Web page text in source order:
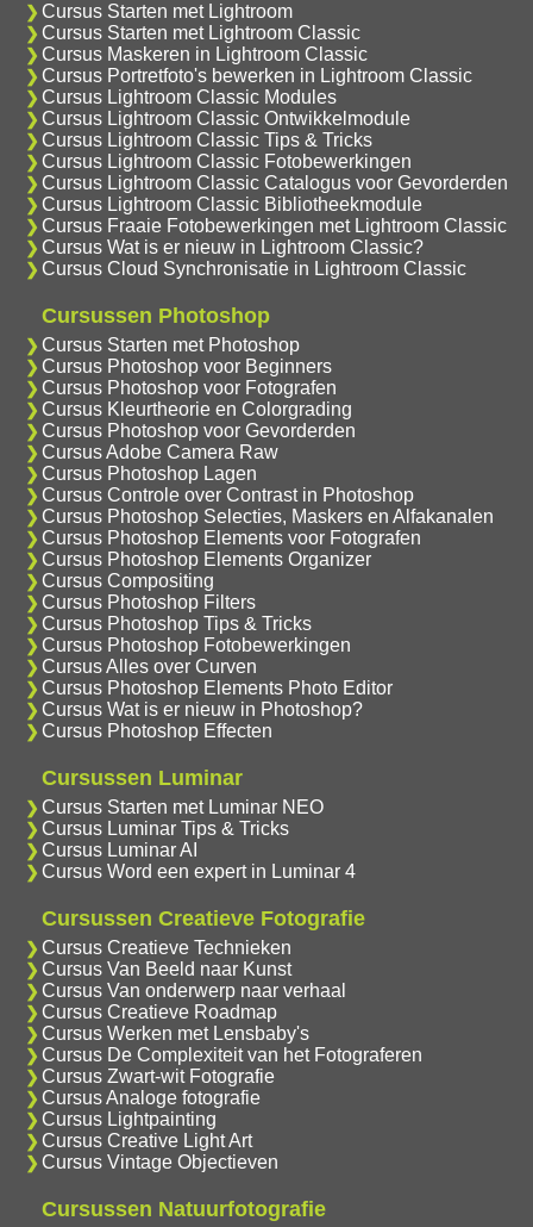
Cursus Starten met Lightroom
Cursus Starten met Lightroom Classic
Cursus Maskeren in Lightroom Classic
Cursus Portretfoto's bewerken in Lightroom Classic
Cursus Lightroom Classic Modules
Cursus Lightroom Classic Ontwikkelmodule
Cursus Lightroom Classic Tips & Tricks
Cursus Lightroom Classic Fotobewerkingen
Cursus Lightroom Classic Catalogus voor Gevorderden
Cursus Lightroom Classic Bibliotheekmodule
Cursus Fraaie Fotobewerkingen met Lightroom Classic
Cursus Wat is er nieuw in Lightroom Classic?
Cursus Cloud Synchronisatie in Lightroom Classic
Cursussen Photoshop
Cursus Starten met Photoshop
Cursus Photoshop voor Beginners
Cursus Photoshop voor Fotografen
Cursus Kleurtheorie en Colorgrading
Cursus Photoshop voor Gevorderden
Cursus Adobe Camera Raw
Cursus Photoshop Lagen
Cursus Controle over Contrast in Photoshop
Cursus Photoshop Selecties, Maskers en Alfakanalen
Cursus Photoshop Elements voor Fotografen
Cursus Photoshop Elements Organizer
Cursus Compositing
Cursus Photoshop Filters
Cursus Photoshop Tips & Tricks
Cursus Photoshop Fotobewerkingen
Cursus Alles over Curven
Cursus Photoshop Elements Photo Editor
Cursus Wat is er nieuw in Photoshop?
Cursus Photoshop Effecten
Cursussen Luminar
Cursus Starten met Luminar NEO
Cursus Luminar Tips & Tricks
Cursus Luminar AI
Cursus Word een expert in Luminar 4
Cursussen Creatieve Fotografie
Cursus Creatieve Technieken
Cursus Van Beeld naar Kunst
Cursus Van onderwerp naar verhaal
Cursus Creatieve Roadmap
Cursus Werken met Lensbaby's
Cursus De Complexiteit van het Fotograferen
Cursus Zwart-wit Fotografie
Cursus Analoge fotografie
Cursus Lightpainting
Cursus Creative Light Art
Cursus Vintage Objectieven
Cursussen Natuurfotografie